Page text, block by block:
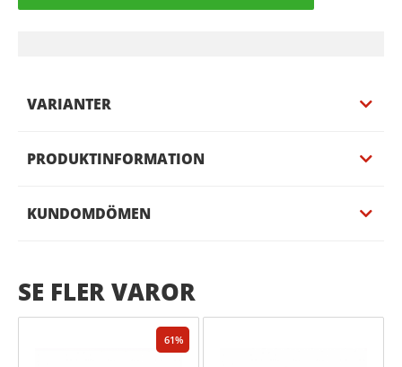
VARIANTER
PRODUKTINFORMATION
KUNDOMDÖMEN
SE FLER VAROR
61